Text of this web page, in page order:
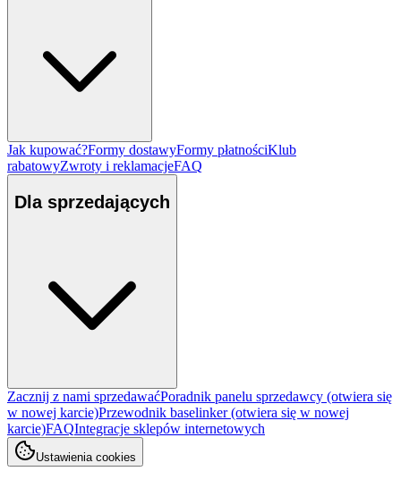
Jak kupować?Formy dostawyFormy płatnościKlub
rabatowyZwroty i reklamacjeFAQ
Dla sprzedających
Zacznij z nami sprzedawaćPoradnik panelu sprzedawcy (otwiera się
w nowej karcie)Przewodnik baselinker(otwiera się w nowej
karcie)FAQIntegracje sklepów internetowych
Ustawienia cookies